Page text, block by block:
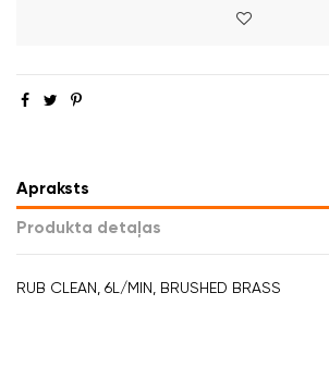
Apraksts
Produkta detaļas
RUB CLEAN, 6L/MIN, BRUSHED BRASS